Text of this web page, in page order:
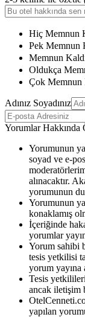
Hiç Memnun
Pek Memnun
Memnun
Oldukça
Çok Memnun
Adınız Soyadınız
Yorumlar Hakkında
Yorumunun
soyad ve e-
alınacaktır.
yorumunun
Yorumunun
konaklamış
İçeriğinde
yorumlar
Yorum sahibi
tesis yetkilisi
yorum yayına
Tesis
ancak iletişim
yapılan